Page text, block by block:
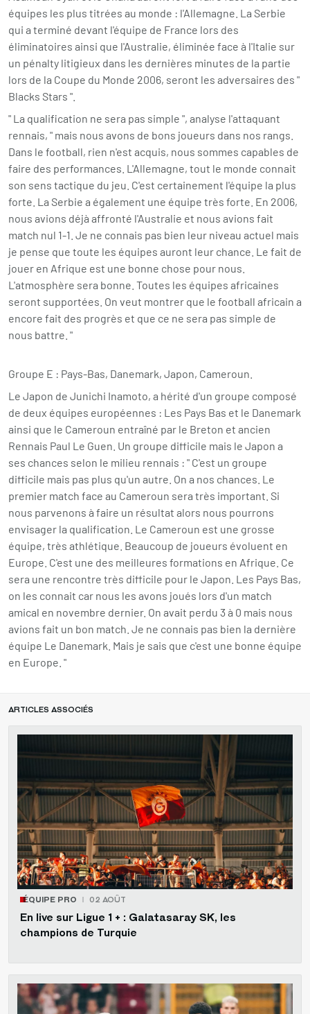
équipes les plus titrées au monde : l'Allemagne. La Serbie
qui a terminé devant l'équipe de France lors des
éliminatoires ainsi que l'Australie, éliminée face à l'Italie sur
un pénalty litigieux dans les dernières minutes de la partie
lors de la Coupe du Monde 2006, seront les adversaires des "
Blacks Stars ".
" La qualification ne sera pas simple ", analyse l'attaquant
rennais, " mais nous avons de bons joueurs dans nos rangs.
Dans le football, rien n'est acquis, nous sommes capables de
faire des performances. L'Allemagne, tout le monde connait
son sens tactique du jeu. C'est certainement l'équipe la plus
forte. La Serbie a également une équipe très forte. En 2006,
nous avions déjà affronté l'Australie et nous avions fait
match nul 1-1. Je ne connais pas bien leur niveau actuel mais
je pense que toute les équipes auront leur chance. Le fait de
jouer en Afrique est une bonne chose pour nous.
L'atmosphère sera bonne. Toutes les équipes africaines
seront supportées. On veut montrer que le football africain a
encore fait des progrès et que ce ne sera pas simple de
nous battre. "
Groupe E : Pays-Bas, Danemark, Japon, Cameroun.
Le Japon de Junichi Inamoto, a hérité d'un groupe composé
de deux équipes européennes : Les Pays Bas et le Danemark
ainsi que le Cameroun entraîné par le Breton et ancien
Rennais Paul Le Guen. Un groupe difficile mais le Japon a
ses chances selon le milieu rennais : " C'est un groupe
difficile mais pas plus qu'un autre. On a nos chances. Le
premier match face au Cameroun sera très important. Si
nous parvenons à faire un résultat alors nous pourrons
envisager la qualification. Le Cameroun est une grosse
équipe, très athlétique. Beaucoup de joueurs évoluent en
Europe. C'est une des meilleures formations en Afrique. Ce
sera une rencontre très difficile pour le Japon. Les Pays Bas,
on les connait car nous les avons joués lors d'un match
amical en novembre dernier. On avait perdu 3 à 0 mais nous
avions fait un bon match. Je ne connais pas bien la dernière
équipe Le Danemark. Mais je sais que c'est une bonne équipe
en Europe. "
ARTICLES ASSOCIÉS
ÉQUIPE PRO 02 AOÛT
En live sur Ligue 1 + : Galatasaray SK, les
champions de Turquie